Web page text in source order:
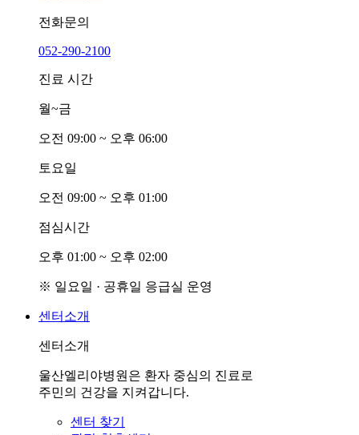
전화문의
052-290-2100
진료 시간
월~금
오전 09:00 ~ 오후 06:00
토요일
오전 09:00 ~ 오후 01:00
점심시간
오후 01:00 ~ 오후 02:00
※ 일요일 · 공휴일 응급실 운영
센터소개
센터소개
울산엘리야병원은 환자 중심의 진료로
주민의 건강을 지켜갑니다.
센터 찾기